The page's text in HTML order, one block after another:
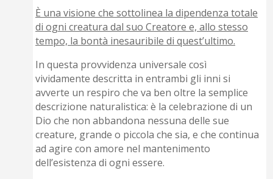
È una visione che sottolinea la dipendenza totale
di ogni creatura dal suo Creatore e, allo stesso
tempo, la bontà inesauribile di quest’ultimo.
In questa provvidenza universale così
vividamente descritta in entrambi gli inni si
avverte un respiro che va ben oltre la semplice
descrizione naturalistica: è la celebrazione di un
Dio che non abbandona nessuna delle sue
creature, grande o piccola che sia, e che continua
ad agire con amore nel mantenimento
dell’esistenza di ogni essere.